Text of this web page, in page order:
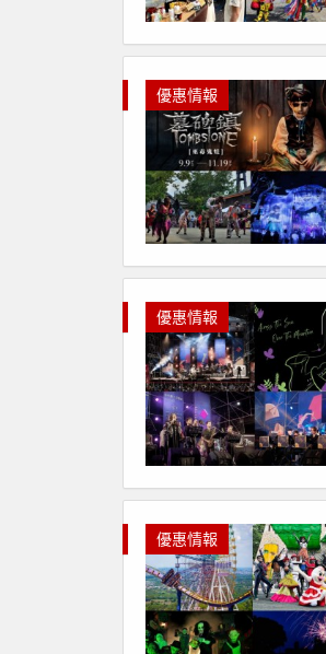
優惠情報
優惠情報
優惠情報